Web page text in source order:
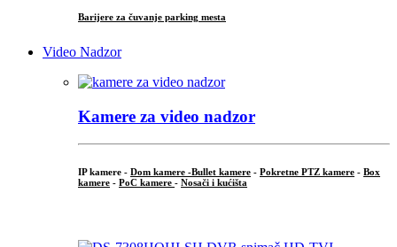
Barijere za čuvanje parking mesta
Video Nadzor
Kamere za video nadzor
IP kamere - Dom kamere -Bullet kamere - Pokretne PTZ kamere - Box
kamere - PoC kamere - Nosači i kućišta